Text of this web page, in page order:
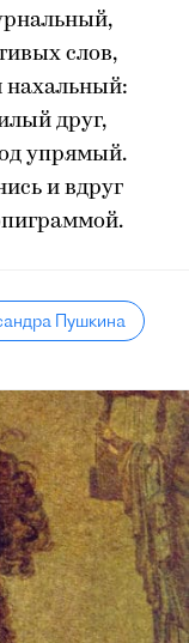
слов,
друг,
упрямый.
и вдруг
Пушкина